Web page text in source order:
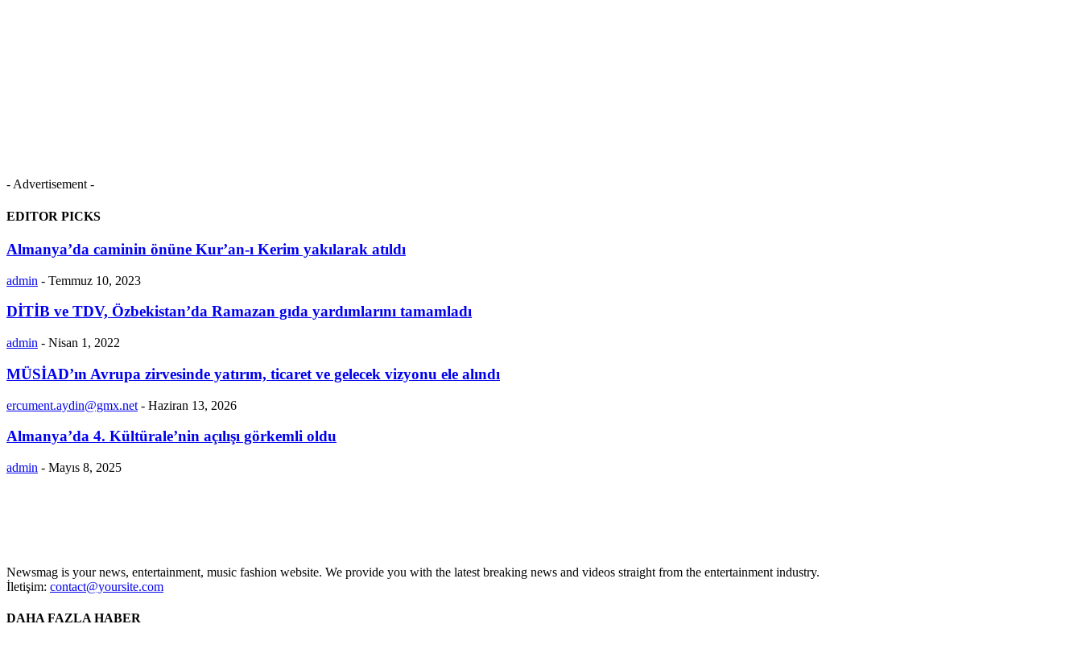
- Advertisement -
EDITOR PICKS
Almanya’da caminin önüne Kur’an-ı Kerim yakılarak atıldı
admin - Temmuz 10, 2023
DİTİB ve TDV, Özbekistan’da Ramazan gıda yardımlarını tamamladı
admin - Nisan 1, 2022
MÜSİAD’ın Avrupa zirvesinde yatırım, ticaret ve gelecek vizyonu ele alındı
ercument.aydin@gmx.net - Haziran 13, 2026
Almanya’da 4. Kültürale’nin açılışı görkemli oldu
admin - Mayıs 8, 2025
Newsmag is your news, entertainment, music fashion website. We provide you with the latest breaking news and videos straight from the entertainment industry.
İletişim: contact@yoursite.com
DAHA FAZLA HABER